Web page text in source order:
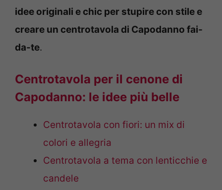
idee originali e chic per stupire con stile e
creare un centrotavola di Capodanno fai-
da-te.
Centrotavola per il cenone di
Capodanno: le idee più belle
Centrotavola con fiori: un mix di
colori e allegria
Centrotavola a tema con lenticchie e
candele